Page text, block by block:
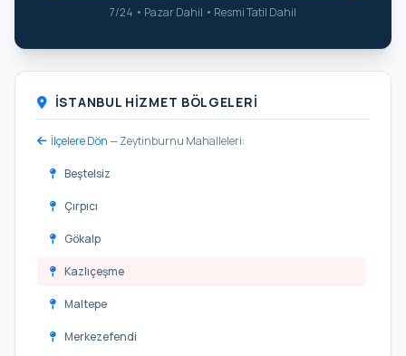
7/24 • Pazar Dahil • Resmi Tatil Dahil
İSTANBUL HIZMET BÖLGELERI
İlçelere Dön— Zeytinburnu Mahalleleri:
Beştelsiz
Çırpıcı
Gökalp
Kazlıçeşme
Maltepe
Merkezefendi